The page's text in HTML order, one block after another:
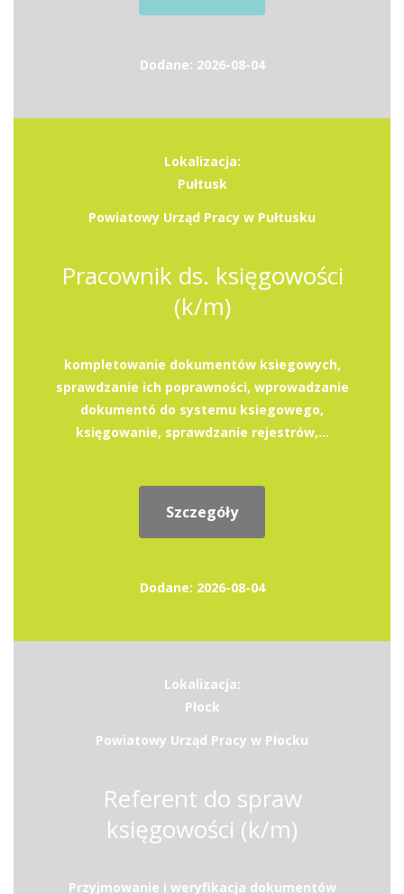
Dodane: 2026-08-04
Lokalizacja:
Pułtusk
Powiatowy Urząd Pracy w Pułtusku
Pracownik ds. księgowości
(k/m)
kompletowanie dokumentów ksiegowych,
sprawdzanie ich poprawności, wprowadzanie
dokumentó do systemu ksiegowego,
księgowanie, sprawdzanie rejestrów,...
Szczegóły
Dodane: 2026-08-04
Lokalizacja:
Płock
Powiatowy Urząd Pracy w Płocku
Referent do spraw
księgowości (k/m)
Przyjmowanie i weryfikacja dokumentów